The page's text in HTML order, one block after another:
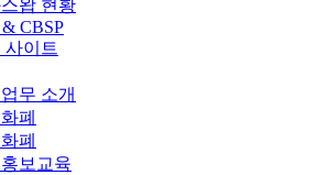
왑 현황
CBSP
사이트
무 소개
폐
폐
보교육